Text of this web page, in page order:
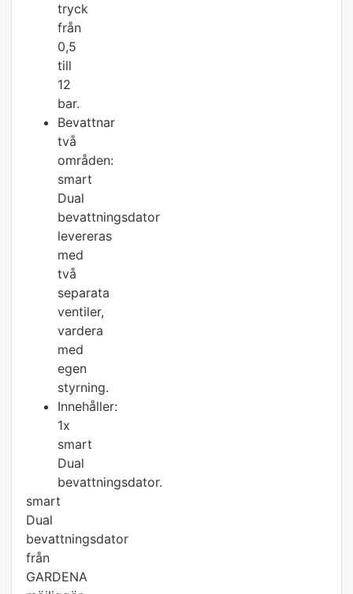
tryck
från
0,5
till
12
bar.
Bevattnar
två
områden:
smart
Dual
bevattningsdator
levereras
med
två
separata
ventiler,
vardera
med
egen
styrning.
Innehåller:
1x
smart
Dual
bevattningsdator.
smart
Dual
bevattningsdator
från
GARDENA